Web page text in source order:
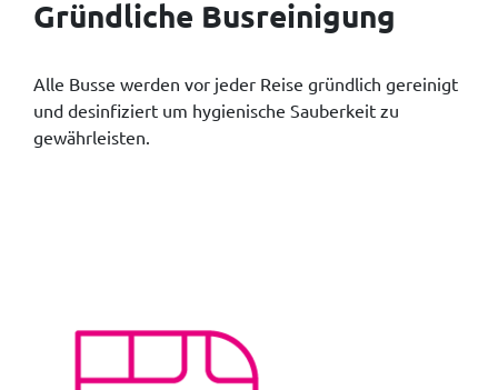
Gründliche Busreinigung
Alle Busse werden vor jeder Reise gründlich gereinigt
und desinfiziert um hygienische Sauberkeit zu
gewährleisten.